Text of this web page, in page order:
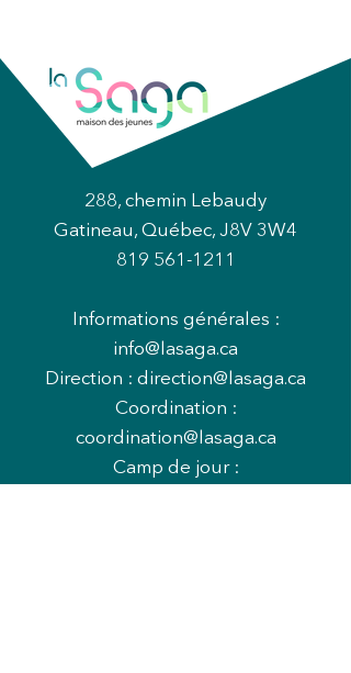
288, chemin Lebaudy
Gatineau, Québec, J8V 3W4
819 561-1211
Informations générales :
info@lasaga.ca
Direction : direction@lasaga.ca
Coordination :
coordination@lasaga.ca
Camp de jour :